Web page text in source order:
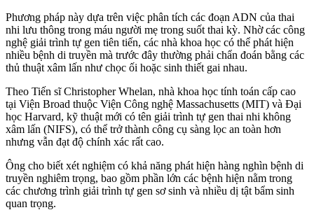
Phương pháp này dựa trên việc phân tích các đoạn ADN của thai
nhi lưu thông trong máu người mẹ trong suốt thai kỳ. Nhờ các công
nghệ giải trình tự gen tiên tiến, các nhà khoa học có thể phát hiện
nhiều bệnh di truyền mà trước đây thường phải chẩn đoán bằng các
thủ thuật xâm lấn như chọc ối hoặc sinh thiết gai nhau.
Theo Tiến sĩ Christopher Whelan, nhà khoa học tính toán cấp cao
tại Viện Broad thuộc Viện Công nghệ Massachusetts (MIT) và Đại
học Harvard, kỹ thuật mới có tên giải trình tự gen thai nhi không
xâm lấn (NIFS), có thể trở thành công cụ sàng lọc an toàn hơn
nhưng vẫn đạt độ chính xác rất cao.
Ông cho biết xét nghiệm có khả năng phát hiện hàng nghìn bệnh di
truyền nghiêm trọng, bao gồm phần lớn các bệnh hiện nằm trong
các chương trình giải trình tự gen sơ sinh và nhiều dị tật bẩm sinh
quan trọng.